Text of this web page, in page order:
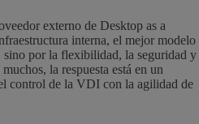
externo de Desktop as a
interna, el mejor modelo
por la flexibilidad, la seguridad y
la respuesta está en un
control de la VDI con la agilidad de